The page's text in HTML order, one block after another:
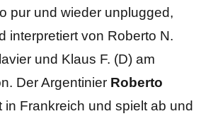
pur und wieder unplugged,
interpretiert von Roberto N.
und Klaus F. (D) am
Der Argentinier Roberto
in Frankreich und spielt ab und